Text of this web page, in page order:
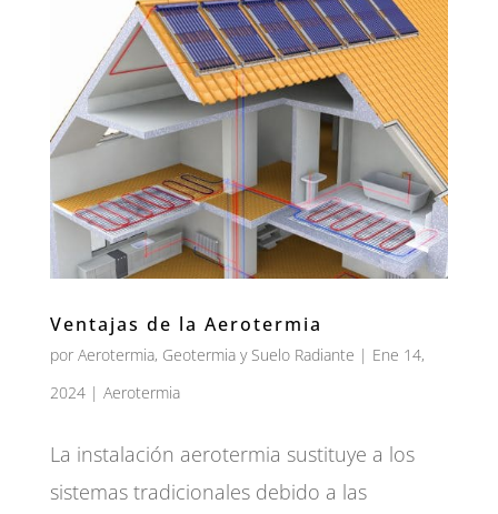
Ventajas de la Aerotermia
por Aerotermia, Geotermia y Suelo Radiante | Ene 14,
2024| Aerotermia
La instalación aerotermia sustituye a los
sistemas tradicionales debido a las